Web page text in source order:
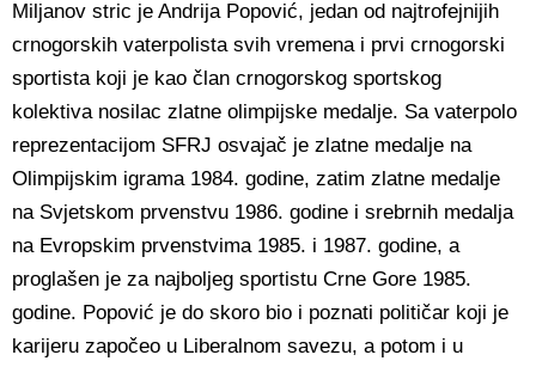
Miljanov stric je Andrija Popović, jedan od najtrofejnijih
crnogorskih vaterpolista svih vremena i prvi crnogorski
sportista koji je kao član crnogorskog sportskog
kolektiva nosilac zlatne olimpijske medalje. Sa vaterpolo
reprezentacijom SFRJ osvajač je zlatne medalje na
Olimpijskim igrama 1984. godine, zatim zlatne medalje
na Svjetskom prvenstvu 1986. godine i srebrnih medalja
na Evropskim prvenstvima 1985. i 1987. godine, a
proglašen je za najboljeg sportistu Crne Gore 1985.
godine. Popović je do skoro bio i poznati političar koji je
karijeru započeo u Liberalnom savezu, a potom i u